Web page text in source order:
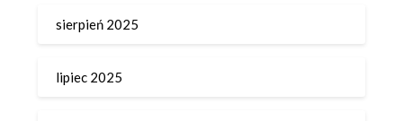
sierpień 2025
lipiec 2025